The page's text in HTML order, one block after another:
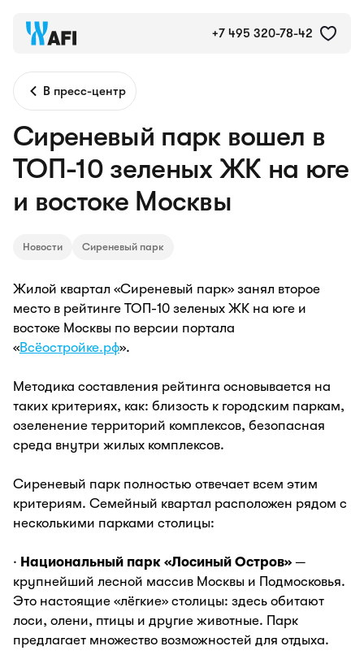
+7 495 320-78-42
В пресс-центр
Сиреневый парк вошел в
ТОП-10 зеленых ЖК на юге
и востоке Москвы
Новости Сиреневый парк
Жилой квартал «Сиреневый парк» занял второе
место в рейтинге ТОП-10 зеленых ЖК на юге и
востоке Москвы по версии портала
«Всёостройке.рф».
Методика составления рейтинга основывается на
таких критериях, как: близость к городским паркам,
озеленение территорий комплексов, безопасная
среда внутри жилых комплексов.
Сиреневый парк полностью отвечает всем этим
критериям. Семейный квартал расположен рядом с
несколькими парками столицы:
· Национальный парк «Лосиный Остров» —
крупнейший лесной массив Москвы и Подмосковья.
Это настоящие «лёгкие» столицы: здесь обитают
лоси, олени, птицы и другие животные. Парк
предлагает множество возможностей для отдыха.